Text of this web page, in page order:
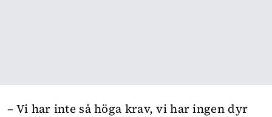
– Vi har inte så höga krav, vi har ingen dyr